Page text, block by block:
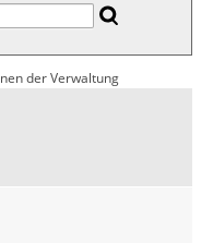
der Verwaltung